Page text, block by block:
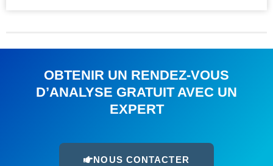
OBTENIR UN RENDEZ-VOUS
D’ANALYSE GRATUIT AVEC UN
EXPERT
NOUS CONTACTER